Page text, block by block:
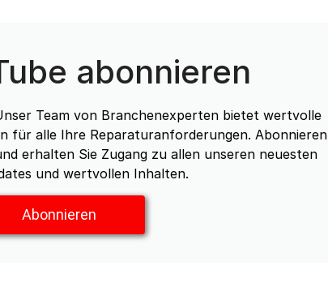
abonnieren
Team von Branchenexperten bietet wertvolle
für alle Ihre Reparaturanforderungen. Abonnieren
erhalten Sie Zugang zu allen unseren neuesten
und wertvollen Inhalten.
Abonnieren